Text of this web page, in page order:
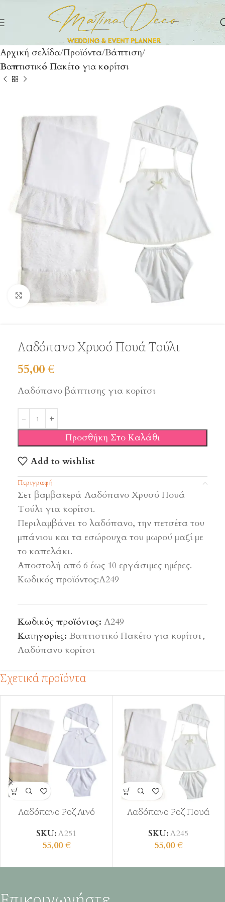
Αρχική σελίδα Προϊόντα Βάπτιση
Βαπτιστικό Πακέτο για κορίτσι
Click to enlarge
Λαδόπανο Χρυσό Πουά Τούλι
55,00€
Λαδόπανο βάπτισης για κορίτσι
Προσθήκη Στο Καλάθι
Add to wishlist
Περιγραφή
Σετ βαμβακερά Λαδόπανο Χρυσό Πουά
Τούλι για κορίτσι.
Περιλαμβάνει το λαδόπανο, την πετσέτα του
μπάνιου και τα εσώρουχα του μωρού μαζί με
το καπελάκι.
Αποστολή από 6 έως 10 εργάσιμες ημέρες.
Κωδικός προϊόντος:Λ249
Κωδικός προϊόντος: Λ249
Κατηγορίες: Βαπτιστικό Πακέτο για κορίτσι,
Λαδόπανο κορίτσι
Σχετικά προϊόντα
Λαδόπανο Ροζ Λινό
SKU: Λ251
55,00€
Λαδόπανο Ροζ Πουά
SKU: Λ245
55,00€